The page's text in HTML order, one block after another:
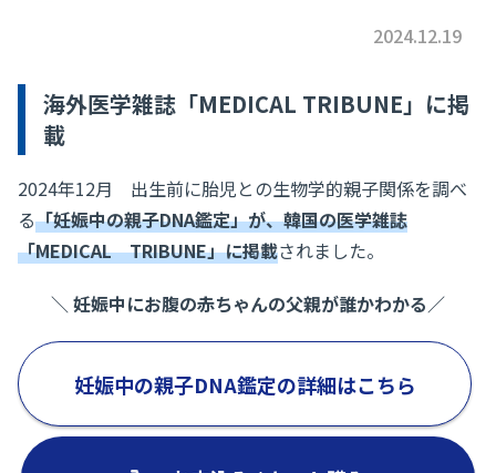
2024.12.19
海外医学雑誌「MEDICAL TRIBUNE」に掲
載
2024年12月 出生前に胎児との生物学的親子関係を調べ
る「妊娠中の親子DNA鑑定」が、韓国の医学雑誌
「MEDICAL TRIBUNE」に掲載されました。
＼ 妊娠中にお腹の赤ちゃんの父親が誰かわかる／
妊娠中の親子DNA鑑定の詳細はこちら